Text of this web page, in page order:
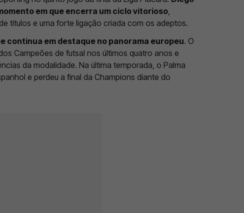
em que encerra um ciclo vitorioso,
títulos e uma forte ligação criada com os adeptos.
continua em destaque no panorama europeu. O
Campeões de futsal nos últimos quatro anos e
da modalidade. Na última temporada, o Palma
e perdeu a final da Champions diante do